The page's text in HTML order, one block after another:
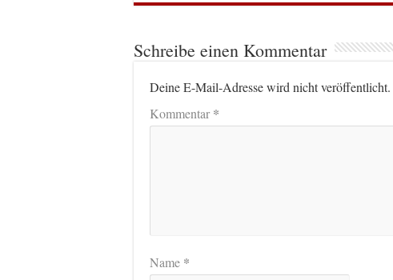
Schreibe einen Kommentar
Deine E-Mail-Adresse wird nicht veröffentlicht.
Kommentar*
Name *